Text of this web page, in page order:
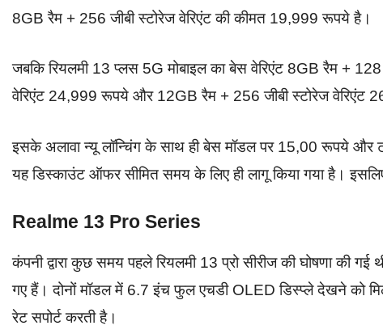
8GB रैम + 256 जीबी स्टोरेज वेरिएंट की कीमत 19,999 रूपये है।
जबकि रियलमी 13 प्लस 5G मोबाइल का बेस वेरिएंट 8GB रैम +
वेरिएंट 24,999 रूपये और 12GB रैम + 256 जीबी स्टोरेज वेरिएंट
इसके अलावा न्यू लॉन्चिंग के साथ ही बेस मॉडल पर 15,00 रूपये और
यह डिस्काउंट ऑफर सीमित समय के लिए ही लागू किया गया है।
Realme 13 Pro Series
कंपनी द्वारा कुछ समय पहले रियलमी 13 प्रो सीरीज की घोषणा की
गए हैं। दोनों मॉडल में 6.7 इंच फुल एचडी OLED डिस्प्ले देखने को
रेट सपोर्ट करती है।